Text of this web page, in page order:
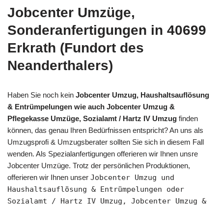
Jobcenter Umzüge,
Sonderanfertigungen in 40699
Erkrath (Fundort des
Neanderthalers)
Haben Sie noch kein Jobcenter Umzug, Haushaltsauflösung
& Entrümpelungen wie auch Jobcenter Umzug &
Pflegekasse Umzüge, Sozialamt / Hartz IV Umzug finden
können, das genau Ihren Bedürfnissen entspricht? An uns als
Umzugsprofi & Umzugsberater sollten Sie sich in diesem Fall
wenden. Als Spezialanfertigungen offerieren wir Ihnen unsre
Jobcenter Umzüge. Trotz der persönlichen Produktionen,
offerieren wir Ihnen unser Jobcenter Umzug und
Haushaltsauflösung & Entrümpelungen oder
Sozialamt / Hartz IV Umzug, Jobcenter Umzug &